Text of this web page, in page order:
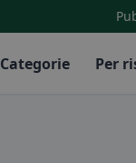
Categorie Per